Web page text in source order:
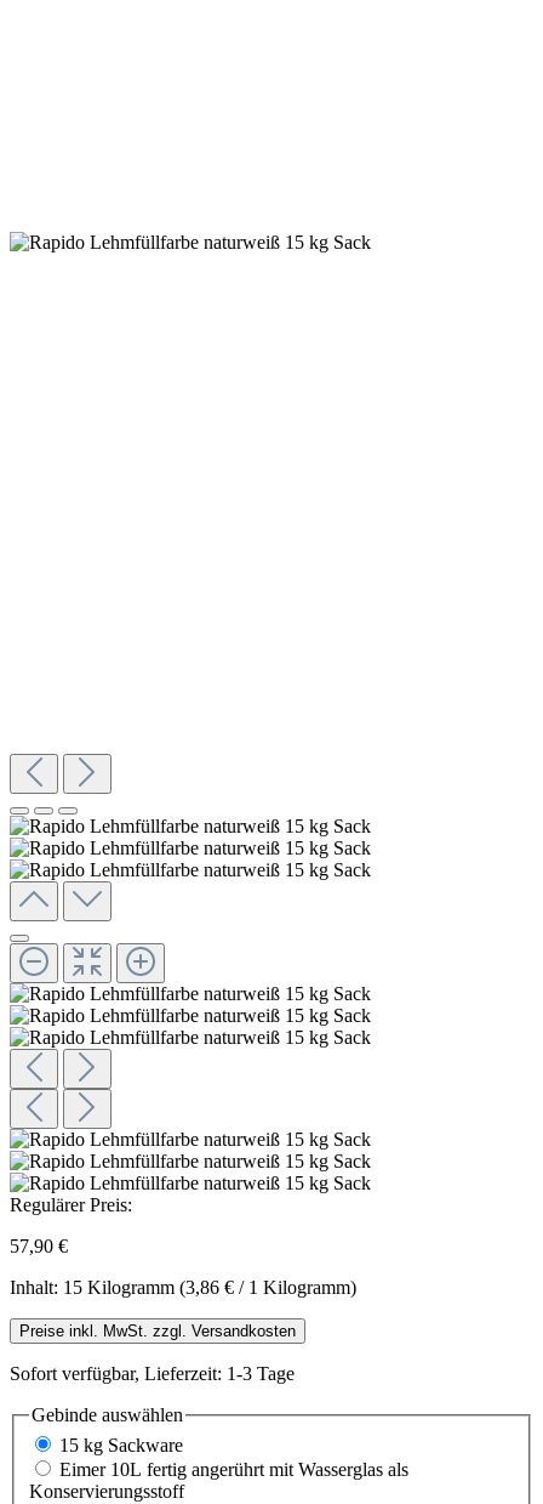
Regulärer Preis:
57,90 €
Inhalt: 15 Kilogramm (3,86 € / 1 Kilogramm)
Preise inkl. MwSt. zzgl. Versandkosten
Sofort verfügbar, Lieferzeit: 1-3 Tage
Gebinde auswählen
15 kg Sackware
Eimer 10L fertig angerührt mit Wasserglas als
Konservierungsstoff